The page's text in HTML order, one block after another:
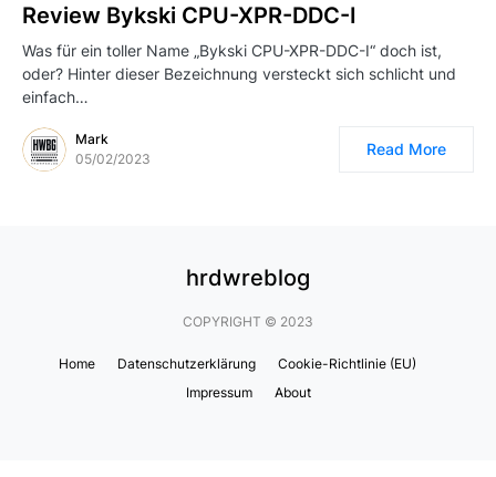
Review Bykski CPU-XPR-DDC-I
Was für ein toller Name „Bykski CPU-XPR-DDC-I“ doch ist,
oder? Hinter dieser Bezeichnung versteckt sich schlicht und
einfach…
Mark
05/02/2023
Read More
hrdwreblog
COPYRIGHT © 2023
Home Datenschutzerklärung
Cookie-Richtlinie (EU)
Impressum
About